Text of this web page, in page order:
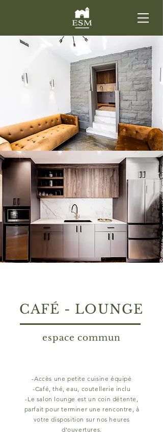
CAFÉ - LOUNGE
espace commun
-Accès une petite cuisine équipé
-Café, thé, eau, coutellerie inclu
-Le salon lounge est un coin détente,
parfait pour terminer une rencontre, à
votre disposition sur nos heures
d'ouvertures.